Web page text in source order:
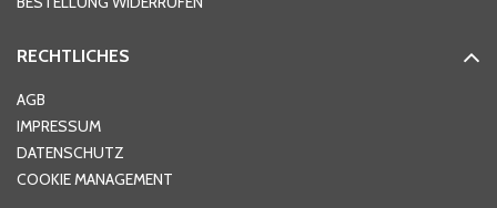
Ort*
Telefon
RECHTLICHES
AGB
IMPRESSUM
DATENSCHUTZ
COOKIE MANAGEMENT